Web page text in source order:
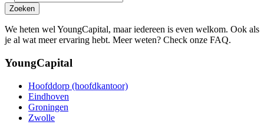
Zoeken
We heten wel YoungCapital, maar iedereen is even welkom. Ook als
je al wat meer ervaring hebt. Meer weten? Check onze FAQ.
YoungCapital
Hoofddorp (hoofdkantoor)
Eindhoven
Groningen
Zwolle